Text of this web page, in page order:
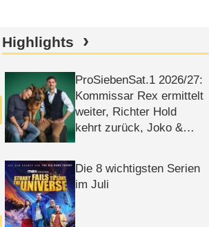
Highlights
ProSiebenSat.1 2026/​27:
Kommissar Rex ermittelt
weiter, Richter Hold
kehrt zurück, Joko &
Die 8 wichtigsten Serien
im Juli